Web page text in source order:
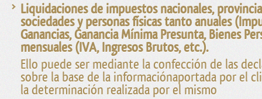
Liquidaciones de impuestos nacionales,
sociedades y personas físicas tanto anuales
Ganancias, Ganancia Mínima Presunta, Bienes
mensuales (IVA, Ingresos Brutos, etc.).
Ello puede ser mediante la confección de las
sobre la base de la informaciónaportada por el
la determinación realizada por el mismo